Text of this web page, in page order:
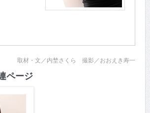
取材・文／内埜さくら 撮影／おおえき寿一
ページ